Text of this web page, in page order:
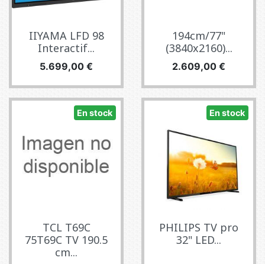
IIYAMA LFD 98
Interactif...
Precio
5.699,00 €
194cm/77"
(3840x2160)...
Precio
2.609,00 €
En stock
TCL T69C
75T69C TV 190.5
cm...
En stock
PHILIPS TV pro
32" LED...